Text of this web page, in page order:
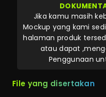
Jika kamu masih
Mockup yang kami
halaman produk
atau dapat
Penggunaan
File yang disertakan